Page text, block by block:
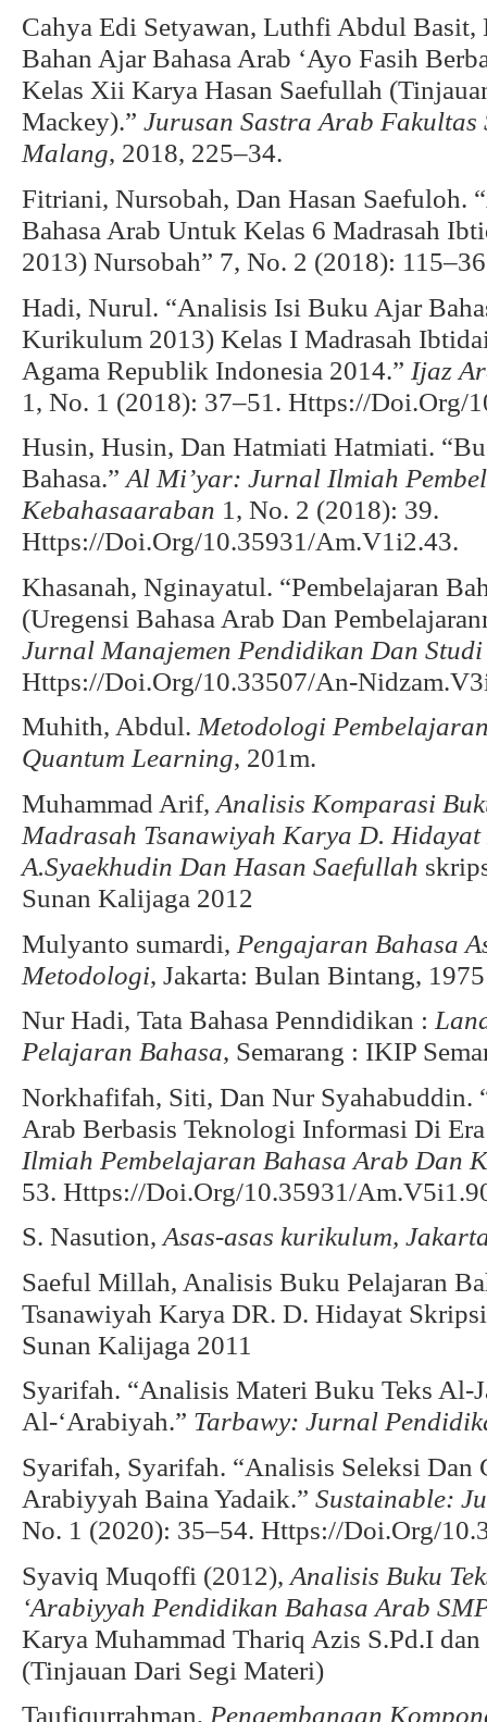
Cahya Edi Setyawan, Luthfi Abdul Basit,
Bahan Ajar Bahasa Arab ‘Ayo Fasih
Kelas Xii Karya Hasan Saefullah
Mackey).” Jurusan Sastra Arab
Malang, 2018, 225–34.
Fitriani, Nursobah, Dan Hasan Saefuloh.
Bahasa Arab Untuk Kelas 6 Madrasah
2013) Nursobah” 7, No. 2 (2018):
Hadi, Nurul. “Analisis Isi Buku Ajar
Kurikulum 2013) Kelas I Madrasah
Agama Republik Indonesia 2014.” Ijaz
1, No. 1 (2018): 37–51. Https://Doi.Org/
Husin, Husin, Dan Hatmiati Hatmiati.
Bahasa.” Al Mi’yar: Jurnal Ilmiah
Kebahasaaraban 1, No. 2 (2018): 39.
Https://Doi.Org/10.35931/Am.V1i2.43.
Khasanah, Nginayatul. “Pembelajaran
(Uregensi Bahasa Arab Dan
Jurnal Manajemen Pendidikan Dan
Https://Doi.Org/10.33507/An-
Muhith, Abdul. Metodologi
Quantum Learning, 201m.
Muhammad Arif, Analisis Komparasi
Madrasah Tsanawiyah Karya D.
A.Syaekhudin Dan Hasan Saefullah
Sunan Kalijaga 2012
Mulyanto sumardi, Pengajaran Bahasa
Metodologi, Jakarta: Bulan Bintang, 1975
Nur Hadi, Tata Bahasa Penndidikan :
Pelajaran Bahasa, Semarang : IKIP
Norkhafifah, Siti, Dan Nur Syahabuddin.
Arab Berbasis Teknologi Informasi Di
Ilmiah Pembelajaran Bahasa Arab Dan
53. Https://Doi.Org/10.35931/
S. Nasution, Asas-asas kurikulum,
Saeful Millah, Analisis Buku Pelajaran
Tsanawiyah Karya DR. D. Hidayat
Sunan Kalijaga 2011
Syarifah. “Analisis Materi Buku Teks Al-
Al-‘Arabiyah.” Tarbawy: Jurnal
Syarifah, Syarifah. “Analisis Seleksi
Arabiyyah Baina Yadaik.” Sustainable:
No. 1 (2020): 35–54. Https://Doi.Org/
Syaviq Muqoffi (2012), Analisis Buku
‘Arabiyyah Pendidikan Bahasa Arab
Karya Muhammad Thariq Azis S.Pd.I
(Tinjauan Dari Segi Materi)
Taufiqurrahman, Pengembangan